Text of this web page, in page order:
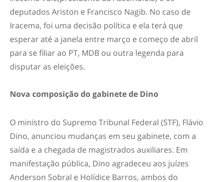
deputados Ariston e Francisco Nagib. No caso de
Iracema, foi uma decisão política e ela terá que
esperar até a janela entre março e começo de abril
para se filiar ao PT, MDB ou outra legenda para
disputar as eleições.
Nova composição do gabinete de Dino
O ministro do Supremo Tribunal Federal (STF), Flávio
Dino, anunciou mudanças em seu gabinete, com a
saída e a chegada de magistrados auxiliares. Em
manifestação pública, Dino agradeceu aos juízes
Anderson Sobral e Holídice Barros, ambos do